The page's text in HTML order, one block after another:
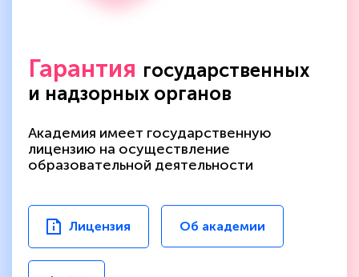
Гарантия государственных
и надзорных органов
Академия имеет государственную
лицензию на осуществление
образовательной деятельности
Лицензия Об академии